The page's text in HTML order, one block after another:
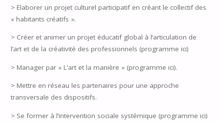
> Elaborer un projet culturel participatif en créant le collectif des
« habitants créatifs ».
> Créer et animer un projet éducatif global à l’articulation de
l’art et de la créativité des professionnels (programme ici)
> Manager par « L’art et la manière » (programme ici).
> Mettre en réseau les partenaires pour une approche
transversale des dispositifs.
> Se former à l’intervention sociale systémique (programme ici)